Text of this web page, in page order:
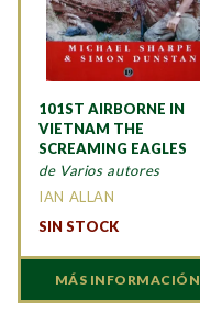
101ST AIRBORNE IN
VIETNAM THE
SCREAMING EAGLES
de Varios autores
IAN ALLAN
SIN STOCK
MÁS INFORMACIÓN